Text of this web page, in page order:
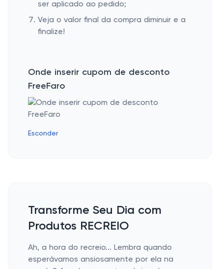
ser aplicado ao pedido;
Veja o valor final da compra diminuir e a
finalize!
Onde inserir cupom de desconto
FreeFaro
Esconder
Transforme Seu Dia com
Produtos RECREIO
Ah, a hora do recreio... Lembra quando
esperávamos ansiosamente por ela na